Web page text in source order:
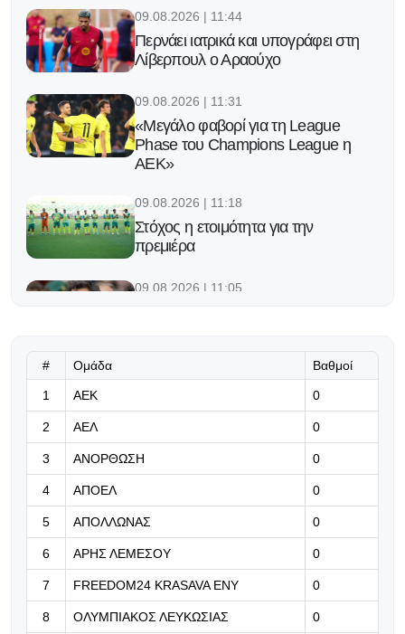
09.08.2026 | 11:44
Περνάει ιατρικά και υπογράφει στη
Λίβερπουλ ο Αραούχο
09.08.2026 | 11:31
«Μεγάλο φαβορί για τη League
Phase του Champions League η
ΑΕΚ»
09.08.2026 | 11:18
Στόχος η ετοιμότητα για την
πρεμιέρα
09.08.2026 | 11:05
«Κλείνει» το πρόγραμμα των
φιλικών
09.08.2026 | 10:39
Ο Ντε Πολ σκόραρε κι αφιέρωσε το
γκολ του στον πατέρα του Μέσι
(Βίντεο)
09.08.2026 | 10:26
Στόχος η ανύψωση της ψυχολογίας
# Ομάδα Βαθμοί
1 ΑΕΚ 0
2 ΑΕΛ 0
3 ΑΝΟΡΘΩΣΗ 0
4 ΑΠΟΕΛ 0
5 ΑΠΟΛΛΩΝΑΣ 0
6 ΑΡΗΣ ΛΕΜΕΣΟΥ 0
7 FREEDOM24 KRASAVA ΕΝΥ 0
8 ΟΛΥΜΠΙΑΚΟΣ ΛΕΥΚΩΣΙΑΣ 0